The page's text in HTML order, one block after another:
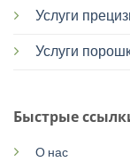
Услуги
Услуги
Быстрые
О нас